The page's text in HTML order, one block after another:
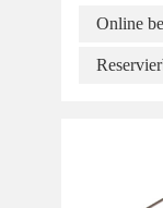
Online